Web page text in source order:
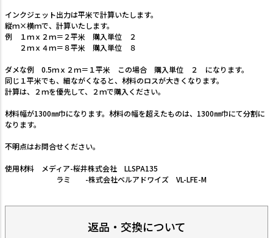
インクジェット出力は平米で計算いたします。
縦ｍ×横ｍで、計算いたします。
例 １ｍｘ２ｍ＝２平米 購入単位 ２
２ｍｘ４ｍ＝８平米 購入単位 ８
ダメな例 0.5ｍｘ２ｍ＝１平米 この場合 購入単位 ２ になります。
同じ１平米でも、細ながくなると、材料のロスが大きくなります。
計算は、２ｍを優先して、２ｍで購入ください。
材料幅が1300㎜巾になります。材料の幅を超えたものは、1300㎜巾にて分割に
なります。
不明点はお問合せください。
使用材料 メディア-桜井株式会社 LLSPA135
ラミ -株式会社ベルアドワイズ VL-LFE-M
返品・交換について